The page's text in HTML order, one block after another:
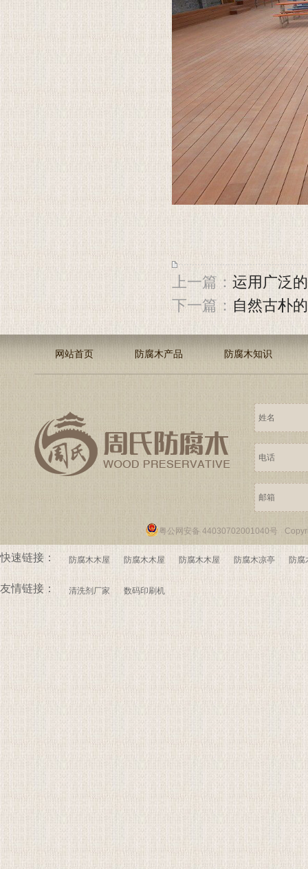
上一篇： 运用广泛
下一篇： 自然古朴
网站首页 防腐木产品 防腐木知识
粤公网安备 44030702001040号
快速链接： 防腐木木屋 防腐木木屋 防腐木木屋 防腐木凉亭 防腐
友情链接： 清洗剂厂家 数码印刷机